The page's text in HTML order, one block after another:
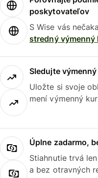
poskytovateľov
S Wise vás
stredný výmenný
Sledujte
Uložte si svoje
mení výmenný
Úplne zadarmo,
Stiahnutie trvá
a bez otravných